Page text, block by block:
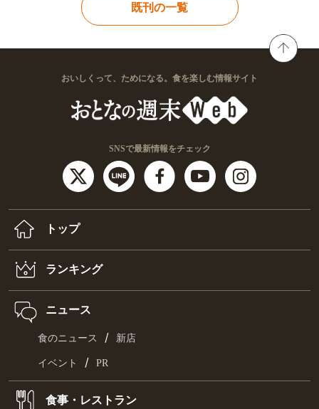
既刊の一覧
おいしくって、ためになる。食を楽しむ情報サイト
SNSで最新情報をチェック
トップ
ランキング
ニュース
食のニュース / 新店
イベント / PR
食事・レストラン